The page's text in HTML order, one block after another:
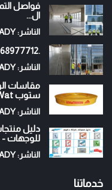
فواصل
ال...
الناشر: KHALAD ELKADY
.01068977712 - 01080029701 - الفواصل الانشائية
الناشر: KHALAD ELKADY
مقاسات
ستوب Wat...
الناشر: KHALAD ELKADY
دليل
للوجهات -
الناشر: KHALAD ELKADY
خدماتنا